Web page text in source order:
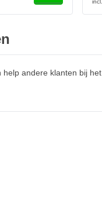
help andere klanten bij het